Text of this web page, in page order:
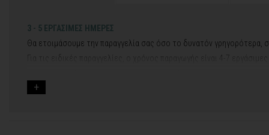
3 - 5 ΕΡΓΑΣΙΜΕΣ ΗΜΕΡΕΣ
Θα ετοιμάσουμε την παραγγελία σας όσο το δυνατόν γρηγορότερα,
Για τις ειδικές παραγγελίες, ο χρόνος παραγωγής είναι 4-7
Για αυτές τις περιπτώσεις - φροντίστε την παραγγελία σας νωρίτερα!